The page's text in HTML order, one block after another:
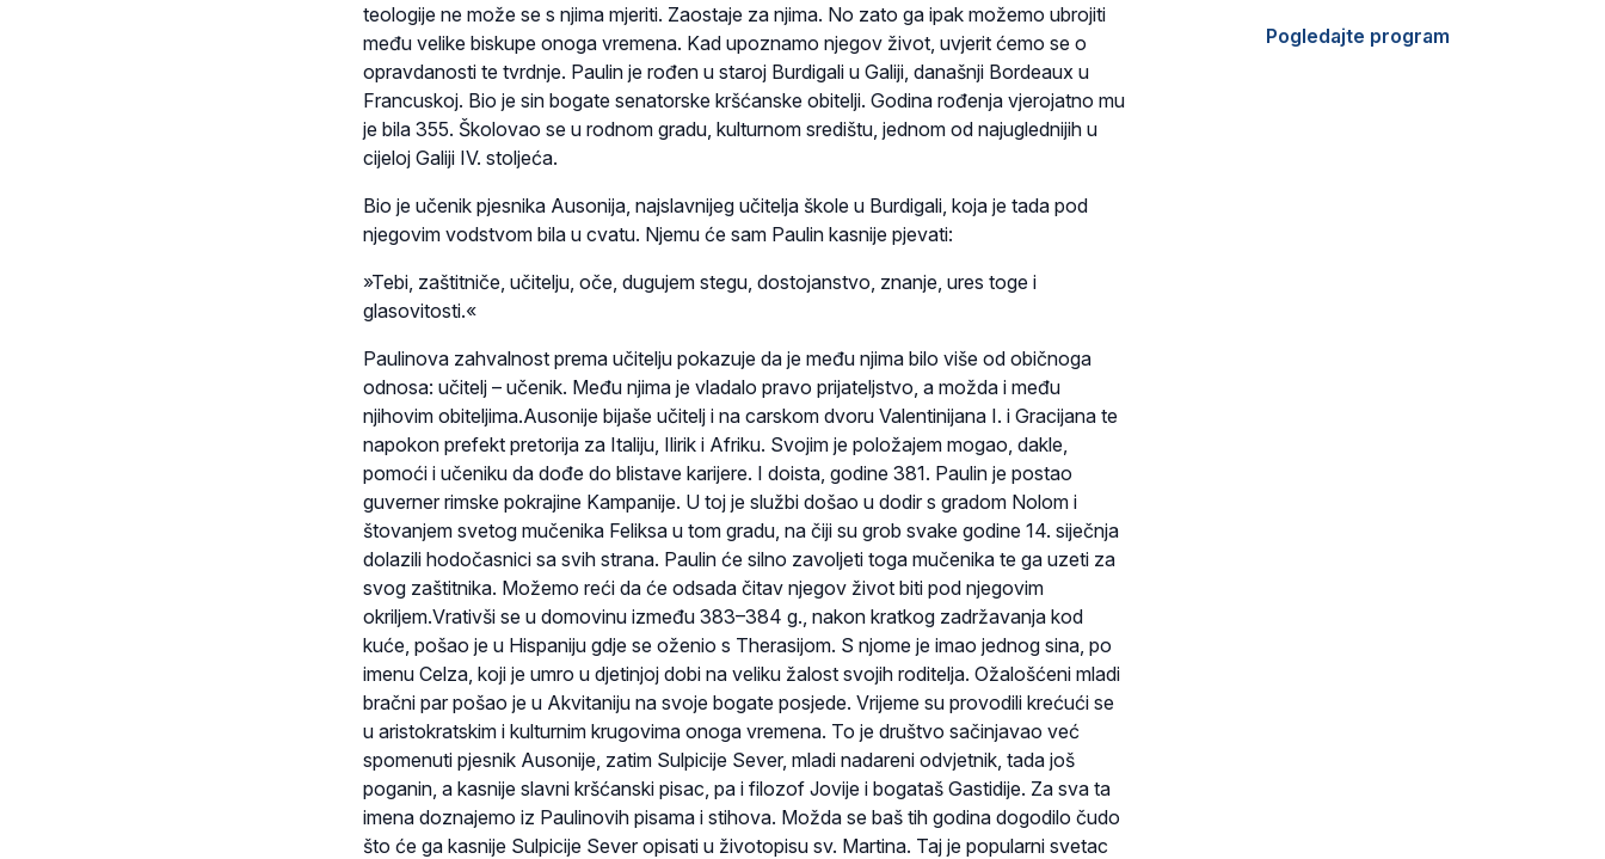
teologije ne može se s njima mjeriti. Zaostaje za njima. No zato ga ipak možemo ubrojiti
među velike biskupe onoga vremena. Kad upoznamo njegov život, uvjerit ćemo se o
opravdanosti te tvrdnje. Paulin je rođen u staroj Burdigali u Galiji, današnji Bordeaux u
Francuskoj. Bio je sin bogate senatorske kršćanske obitelji. Godina rođenja vjerojatno mu
je bila 355. Školovao se u rodnom gradu, kulturnom središtu, jednom od najuglednijih u
cijeloj Galiji IV. stoljeća.
Bio je učenik pjesnika Ausonija, najslavnijeg učitelja škole u Burdigali, koja je tada pod
njegovim vodstvom bila u cvatu. Njemu će sam Paulin kasnije pjevati:
»Tebi, zaštitniče, učitelju, oče, dugujem stegu, dostojanstvo, znanje, ures toge i
glasovitosti.«
Paulinova zahvalnost prema učitelju pokazuje da je među njima bilo više od običnoga
odnosa: učitelj – učenik. Među njima je vladalo pravo prijateljstvo, a možda i među
njihovim obiteljima.Ausonije bijaše učitelj i na carskom dvoru Valentinijana I. i Gracijana te
napokon prefekt pretorija za Italiju, Ilirik i Afriku. Svojim je položajem mogao, dakle,
pomoći i učeniku da dođe do blistave karijere. I doista, godine 381. Paulin je postao
guverner rimske pokrajine Kampanije. U toj je službi došao u dodir s gradom Nolom i
štovanjem svetog mučenika Feliksa u tom gradu, na čiji su grob svake godine 14. siječnja
dolazili hodočasnici sa svih strana. Paulin će silno zavoljeti toga mučenika te ga uzeti za
svog zaštitnika. Možemo reći da će odsada čitav njegov život biti pod njegovim
okriljem.Vrativši se u domovinu između 383–384 g., nakon kratkog zadržavanja kod
kuće, pošao je u Hispaniju gdje se oženio s Therasijom. S njome je imao jednog sina, po
imenu Celza, koji je umro u djetinjoj dobi na veliku žalost svojih roditelja. Ožalošćeni mladi
bračni par pošao je u Akvitaniju na svoje bogate posjede. Vrijeme su provodili krećući se
u aristokratskim i kulturnim krugovima onoga vremena. To je društvo sačinjavao već
spomenuti pjesnik Ausonije, zatim Sulpicije Sever, mladi nadareni odvjetnik, tada još
poganin, a kasnije slavni kršćanski pisac, pa i filozof Jovije i bogataš Gastidije. Za sva ta
imena doznajemo iz Paulinovih pisama i stihova. Možda se baš tih godina dogodilo čudo
što će ga kasnije Sulpicije Sever opisati u životopisu sv. Martina. Taj je popularni svetac
Pogledajte program